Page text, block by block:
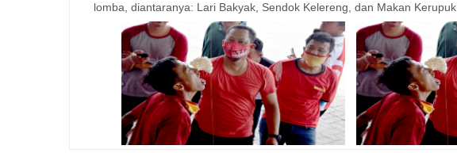
lomba, diantaranya: Lari Bakyak, Sendok Kelereng, dan Makan Kerupuk.